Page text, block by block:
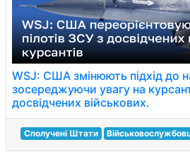
WSJ: США змінюють підхід до
зосереджуючи увагу на
досвідчених військових.
Сполучені Штати